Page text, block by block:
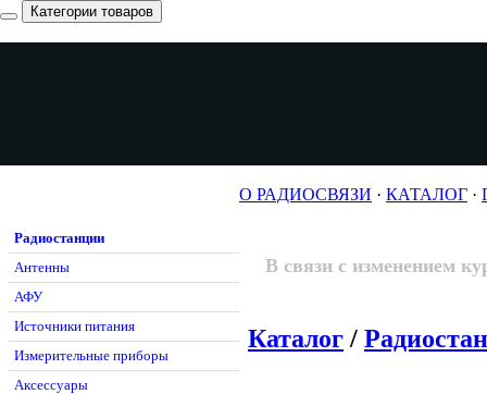
Категории товаров
Радиостанции
Антенны
АФУ
Источники питания
Измерительные приборы
Аксессуары
О РАДИОСВЯЗИ · КАТАЛОГ ·
В связи с изменением
Каталог /